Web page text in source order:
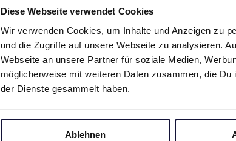
Diese Webseite verwendet Cookies
Wir verwenden Cookies, um Inhalte und Anzeigen zu
und die Zugriffe auf unsere Webseite zu analysieren.
Webseite an unsere Partner für soziale Medien,
möglicherweise mit weiteren Daten zusammen, die
der Dienste gesammelt haben.
Ablehnen